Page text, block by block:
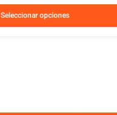
Seleccionar opciones